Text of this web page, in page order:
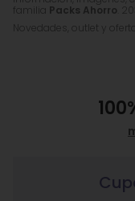
familia Packs Ahorro .
Novedades, outlet y